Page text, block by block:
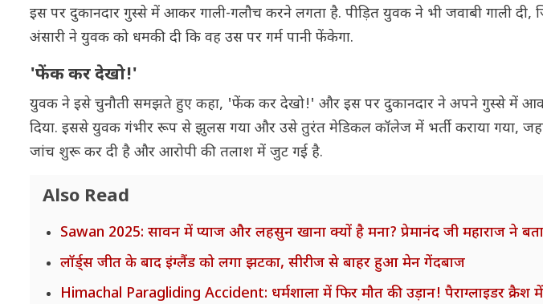
इस पर दुकानदार गुस्से में आकर गाली-गलौच करने लगता है. पीड़ित युवक ने भी जवाबी गाली दी,
अंसारी ने युवक को धमकी दी कि वह उस पर गर्म पानी फेंकेगा.
'फेंक कर देखो!'
युवक ने इसे चुनौती समझते हुए कहा, 'फेंक कर देखो!' और इस पर दुकानदार ने अपने गुस्से में
दिया. इससे युवक गंभीर रूप से झुलस गया और उसे तुरंत मेडिकल कॉलेज में भर्ती कराया गया,
जांच शुरू कर दी है और आरोपी की तलाश में जुट गई है.
Also Read
Sawan 2025: सावन में प्याज और लहसुन खाना क्यों है मना? प्रेमानंद जी महाराज ने
लॉर्ड्स जीत के बाद इंग्लैंड को लगा झटका, सीरीज से बाहर हुआ मेन गेंदबाज
Himachal Paragliding Accident: धर्मशाला में फिर मौत की उड़ान! पैराग्लाइडर